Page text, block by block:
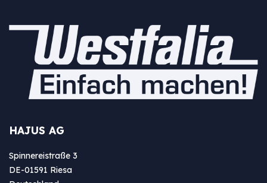
HAJUS AG
Spinnereistraße 3
DE-01591 Riesa